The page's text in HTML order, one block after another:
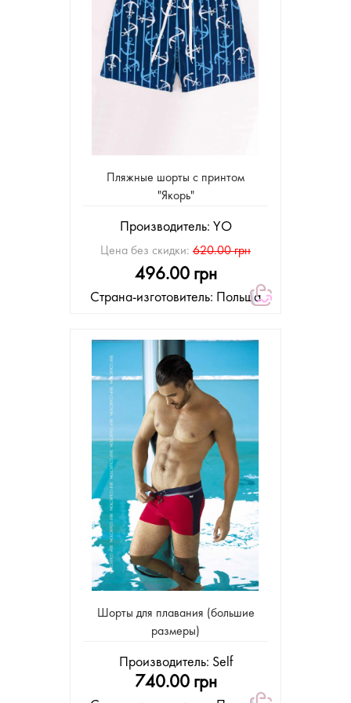
Пляжные шорты с принтом
"Якорь"
Производитель: YO
Цена без скидки: 620.00 грн
496.00 грн
Страна-изготовитель: Польша
Шорты для плавания (большие
размеры)
Производитель: Self
740.00 грн